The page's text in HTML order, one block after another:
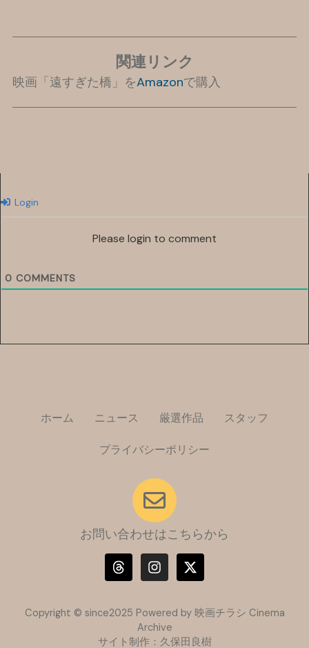
関連リンク
映画「遠すぎた橋」をAmazonで購入
Login
Please login to comment
0 COMMENTS
ホーム ニュース 厳選作品 スタッフ
プライバシーポリシー
お問い合わせはこちらから
h
r
d
n
s
g
r
-
t
t
Copyright © since2025 Powered by 映画チラシ Cinema
Archive
サイト制作：久保田良樹